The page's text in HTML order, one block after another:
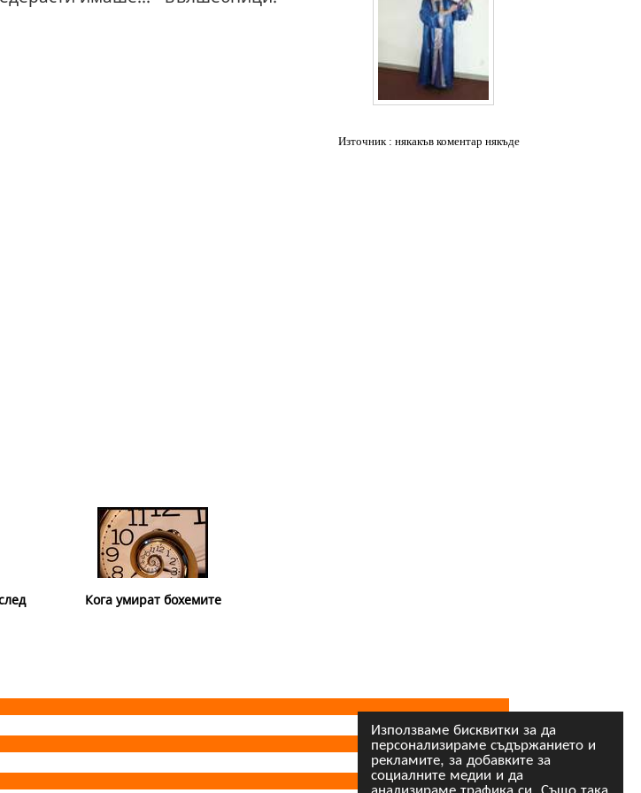
Използваме бисквитки за да
персонализираме съдържанието и
рекламите, за добавките за
социалните медии и да
анализираме трафика си. Също така
Източник : някакъв коментар някъде
Кога умират бохемите